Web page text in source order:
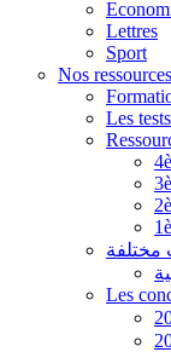
Lettres
Sport
Nos ressources
Les
مختلفة
Les